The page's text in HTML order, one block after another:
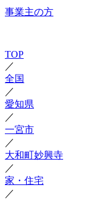
事業主の方
TOP
／
全国
／
愛知県
／
一宮市
／
大和町妙興寺
／
家・住宅
／